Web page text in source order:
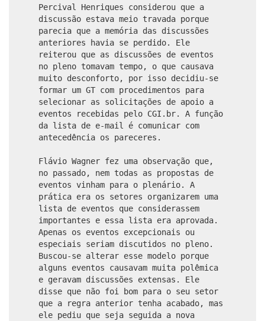
Percival Henriques considerou que a
discussão estava meio travada porque
parecia que a memória das discussões
anteriores havia se perdido. Ele
reiterou que as discussões de eventos
no pleno tomavam tempo, o que causava
muito desconforto, por isso decidiu-se
formar um GT com procedimentos para
selecionar as solicitações de apoio a
eventos recebidas pelo CGI.br. A função
da lista de e-mail é comunicar com
antecedência os pareceres.
Flávio Wagner fez uma observação que,
no passado, nem todas as propostas de
eventos vinham para o plenário. A
prática era os setores organizarem uma
lista de eventos que considerassem
importantes e essa lista era aprovada.
Apenas os eventos excepcionais ou
especiais seriam discutidos no pleno.
Buscou-se alterar esse modelo porque
alguns eventos causavam muita polêmica
e geravam discussões extensas. Ele
disse que não foi bom para o seu setor
que a regra anterior tenha acabado, mas
ele pediu que seja seguida a nova